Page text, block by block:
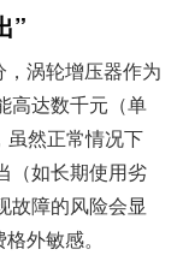
”
，涡轮增压器作为
高达数千元（单
虽然正常情况下
（如长期使用劣
故障的风险会显
外敏感。